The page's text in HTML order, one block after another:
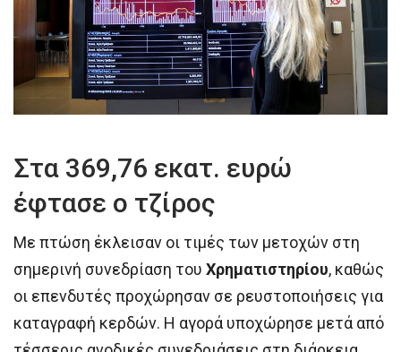
Στα 369,76 εκατ. ευρώ
έφτασε ο τζίρος
Με πτώση έκλεισαν οι τιμές των μετοχών στη
σημερινή συνεδρίαση του Χρηματιστηρίου, καθώς
οι επενδυτές προχώρησαν σε ρευστοποιήσεις για
καταγραφή κερδών. Η αγορά υποχώρησε μετά από